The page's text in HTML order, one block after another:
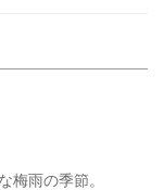
梅雨の季節。